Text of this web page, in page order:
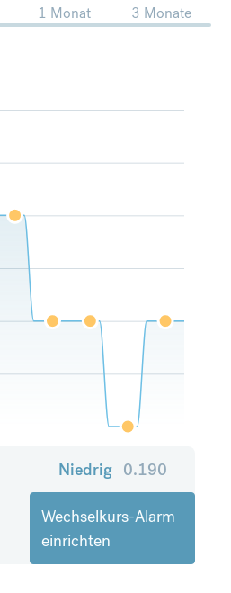
1 Monat 3 Monate
Niedrig 0.190
Wechselkurs-Alarm
einrichten